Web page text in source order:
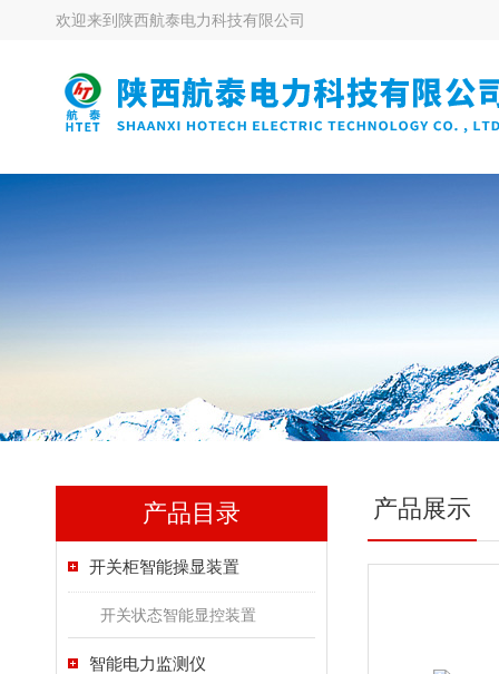
欢迎来到 陕西航泰电力科技有限公司
产品目录
开关柜智能操显装置
开关状态智能显控装置
智能电力监测仪
产品展示